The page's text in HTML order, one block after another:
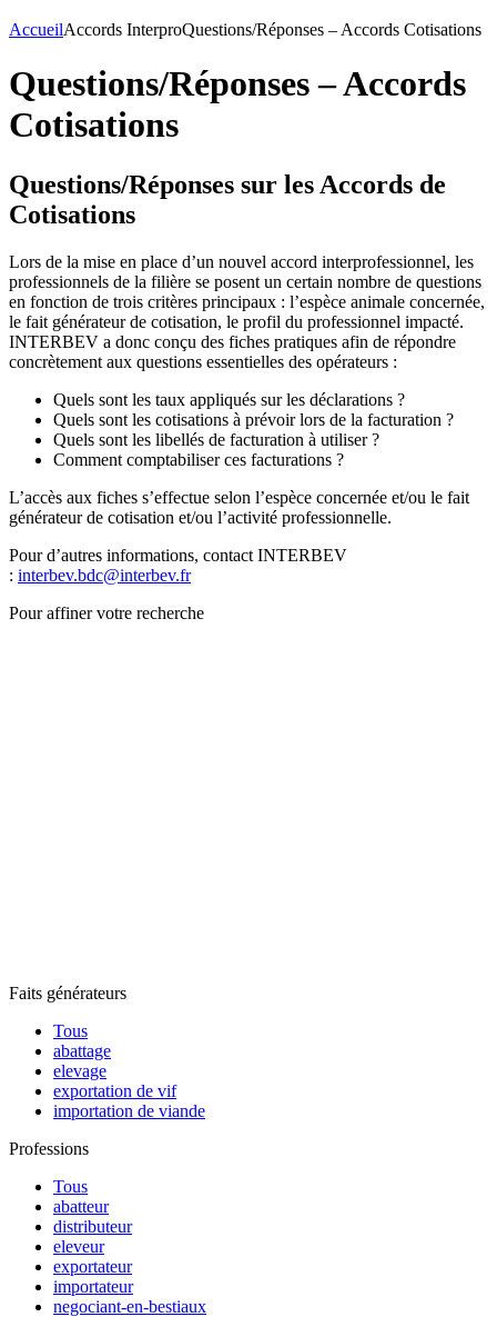
AccueilAccords InterproQuestions/Réponses – Accords Cotisations
Questions/Réponses – Accords
Cotisations
Questions/Réponses sur les Accords de
Cotisations
Lors de la mise en place d’un nouvel accord interprofessionnel, les
professionnels de la filière se posent un certain nombre de questions
en fonction de trois critères principaux : l’espèce animale concernée,
le fait générateur de cotisation, le profil du professionnel impacté.
INTERBEV a donc conçu des fiches pratiques afin de répondre
concrètement aux questions essentielles des opérateurs :
Quels sont les taux appliqués sur les déclarations ?
Quels sont les cotisations à prévoir lors de la facturation ?
Quels sont les libellés de facturation à utiliser ?
Comment comptabiliser ces facturations ?
L’accès aux fiches s’effectue selon l’espèce concernée et/ou le fait
générateur de cotisation et/ou l’activité professionnelle.
Pour d’autres informations, contact INTERBEV
: interbev.bdc@interbev.fr
Pour affiner votre recherche
Faits générateurs
Tous
abattage
elevage
exportation de vif
importation de viande
Professions
Tous
abatteur
distributeur
eleveur
exportateur
importateur
negociant-en-bestiaux